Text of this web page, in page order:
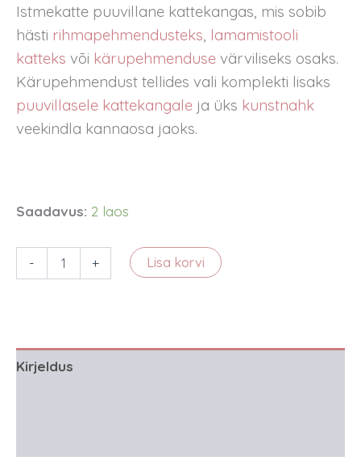
Istmekatte puuvillane kattekangas, mis sobib
hästi rihmapehmendusteks lamamistooli
katteks või kärupehmenduse värviliseks osaks.
Kärupehmendust tellides vali komplekti lisaks
puuvillasele kattekangale ja üks kunstnahk
veekindla kannaosa jaoks.
Saadavus: 2 laos
- + Lisa korvi
Kirjeldus